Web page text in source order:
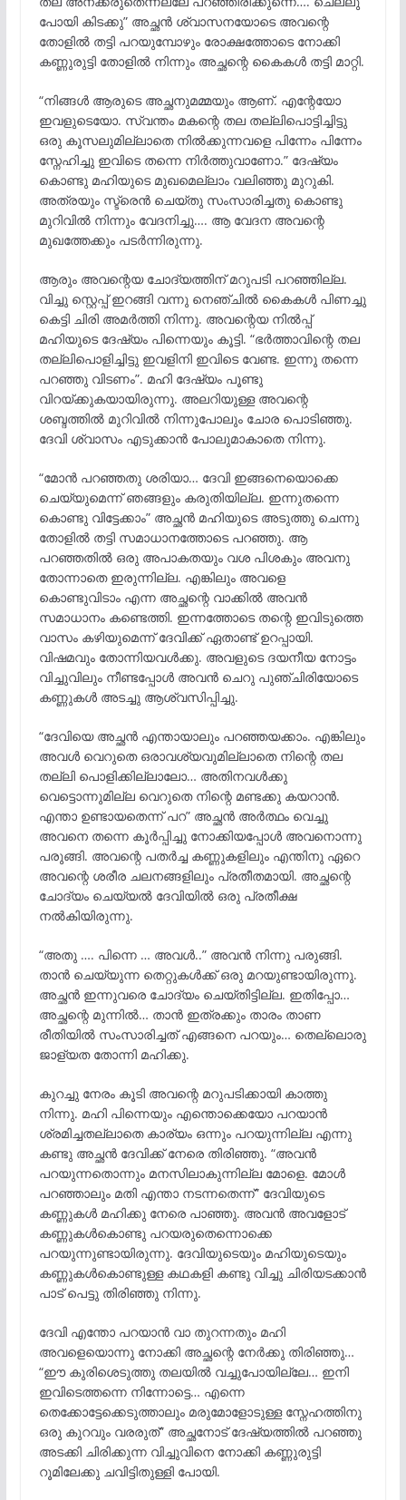
പോയി കിടക്കു” അച്ഛൻ ശ്വാസനയോടെ അവന്റെ
തോളിൽ തട്ടി പറയുമ്പോഴും രോക്ഷത്തോടെ നോക്കി
കണ്ണുരുട്ടി തോളിൽ നിന്നും അച്ഛന്റെ കൈകൾ തട്ടി മാറ്റി.
“നിങ്ങൾ ആരുടെ അച്ഛനുമമ്മയും ആണ്. എന്റേയോ
ഇവളുടെയോ. സ്വന്തം മകന്റെ തല തല്ലിപൊട്ടിച്ചിട്ടു
ഒരു കൂസലുമില്ലാതെ നിൽക്കുന്നവളെ പിന്നേം പിന്നേം
സ്നേഹിച്ചു ഇവിടെ തന്നെ നിർത്തുവാണോ.” ദേഷ്യം
കൊണ്ടു മഹിയുടെ മുഖമെല്ലാം വലിഞ്ഞു മുറുകി.
അത്രയും സ്ട്രെൻ ചെയ്തു സംസാരിച്ചതു കൊണ്ടു
മുറിവിൽ നിന്നും വേദനിച്ചു…. ആ വേദന അവന്റെ
മുഖത്തേക്കും പടർന്നിരുന്നു.
ആരും അവന്റെയ ചോദ്യത്തിന് മറുപടി പറഞ്ഞില്ല.
വിച്ചു സ്റ്റെപ്പ് ഇറങ്ങി വന്നു നെഞ്ചിൽ കൈകൾ പിണച്ചു
കെട്ടി ചിരി അമർത്തി നിന്നു. അവന്റെയ നിൽപ്പ്
മഹിയുടെ ദേഷ്യം പിന്നെയും കൂട്ടി. “ഭർത്താവിന്റെ തല
തല്ലിപൊളിച്ചിട്ടു ഇവളിനി ഇവിടെ വേണ്ട. ഇന്നു തന്നെ
പറഞ്ഞു വിടണം”. മഹി ദേഷ്യം പൂണ്ടു
വിറയ്ക്കുകയായിരുന്നു. അലറിയുള്ള അവന്റെ
ശബ്ദത്തിൽ മുറിവിൽ നിന്നുപോലും ചോര പൊടിഞ്ഞു.
ദേവി ശ്വാസം എടുക്കാൻ പോലുമാകാതെ നിന്നു.
“മോൻ പറഞ്ഞതു ശരിയാ… ദേവി ഇങ്ങനെയൊക്കെ
ചെയ്യുമെന്ന് ഞങ്ങളും കരുതിയില്ല. ഇന്നുതന്നെ
കൊണ്ടു വിട്ടേക്കാം” അച്ഛൻ മഹിയുടെ അടുത്തു ചെന്നു
തോളിൽ തട്ടി സമാധാനത്തോടെ പറഞ്ഞു. ആ
പറഞ്ഞതിൽ ഒരു അപാകതയും വശ പിശകും അവനു
തോന്നാതെ ഇരുന്നില്ല. എങ്കിലും അവളെ
കൊണ്ടുവിടാം എന്ന അച്ഛന്റെ വാക്കിൽ അവൻ
സമാധാനം കണ്ടെത്തി. ഇന്നത്തോടെ തന്റെ ഇവിടുത്തെ
വാസം കഴിയുമെന്ന് ദേവിക്ക് ഏതാണ്ട് ഉറപ്പായി.
വിഷമവും തോന്നിയവൾക്കു. അവളുടെ ദയനീയ നോട്ടം
വിച്ചുവിലും നീണ്ടപ്പോൾ അവൻ ചെറു പുഞ്ചിരിയോടെ
കണ്ണുകൾ അടച്ചു ആശ്വസിപ്പിച്ചു.
“ദേവിയെ അച്ഛൻ എന്തായാലും പറഞ്ഞയക്കാം. എങ്കിലും
അവൾ വെറുതെ ഒരാവശ്യവുമില്ലാതെ നിന്റെ തല
തല്ലി പൊളിക്കില്ലാലോ… അതിനവൾക്കു
വെട്ടൊന്നുമില്ല വെറുതെ നിന്റെ മണ്ടക്കു കയറാൻ.
എന്താ ഉണ്ടായതെന്ന് പറ” അച്ഛൻ അർത്ഥം വെച്ചു
അവനെ തന്നെ കൂർപ്പിച്ചു നോക്കിയപ്പോൾ അവനൊന്നു
പരുങ്ങി. അവന്റെ പതർച്ച കണ്ണുകളിലും എന്തിനു ഏറെ
അവന്റെ ശരീര ചലനങ്ങളിലും പ്രതീതമായി. അച്ഛന്റെ
ചോദ്യം ചെയ്യൽ ദേവിയിൽ ഒരു പ്രതീക്ഷ
നൽകിയിരുന്നു.
“അതു …. പിന്നെ … അവൾ..” അവൻ നിന്നു പരുങ്ങി.
താൻ ചെയ്യുന്ന തെറ്റുകൾക്ക് ഒരു മറയുണ്ടായിരുന്നു.
അച്ഛൻ ഇന്നുവരെ ചോദ്യം ചെയ്തിട്ടില്ല. ഇതിപ്പോ…
അച്ഛന്റെ മുന്നിൽ… താൻ ഇത്രക്കും താരം താണ
രീതിയിൽ സംസാരിച്ചത് എങ്ങനെ പറയും… തെല്ലൊരു
ജാള്യത തോന്നി മഹിക്കു.
കുറച്ചു നേരം കൂടി അവന്റെ മറുപടിക്കായി കാത്തു
നിന്നു. മഹി പിന്നെയും എന്തൊക്കെയോ പറയാൻ
ശ്രമിച്ചതല്ലാതെ കാര്യം ഒന്നും പറയുന്നില്ല എന്നു
കണ്ടു അച്ഛൻ ദേവിക്ക് നേരെ തിരിഞ്ഞു. “അവൻ
പറയുന്നതൊന്നും മനസിലാകുന്നില്ല മോളെ. മോൾ
പറഞ്ഞാലും മതി എന്താ നടന്നതെന്ന്” ദേവിയുടെ
കണ്ണുകൾ മഹിക്കു നേരെ പാഞ്ഞു. അവൻ അവളോട്‌
കണ്ണുകൾകൊണ്ടു പറയരുതെന്നൊക്കെ
പറയുന്നുണ്ടായിരുന്നു. ദേവിയുടെയും മഹിയുടെയും
കണ്ണുകൾകൊണ്ടുള്ള കഥകളി കണ്ടു വിച്ചു ചിരിയടക്കാൻ
പാട് പെട്ടു തിരിഞ്ഞു നിന്നു.
ദേവി എന്തോ പറയാൻ വാ തുറന്നതും മഹി
അവളെയൊന്നു നോക്കി അച്ഛന്റെ നേർക്കു തിരിഞ്ഞു…
“ഈ കുരിശെടുത്തു തലയിൽ വച്ചുപോയില്ലേ… ഇനി
ഇവിടെത്തന്നെ നിന്നോട്ടെ… എന്നെ
തെക്കോട്ടേക്കെടുത്താലും മരുമോളോടുള്ള സ്നേഹത്തിനു
ഒരു കുറവും വരരുത്” അച്ഛനോട് ദേഷ്യത്തിൽ പറഞ്ഞു
അടക്കി ചിരിക്കുന്ന വിച്ചുവിനെ നോക്കി കണ്ണുരുട്ടി
റൂമിലേക്കു ചവിട്ടിതുള്ളി പോയി.